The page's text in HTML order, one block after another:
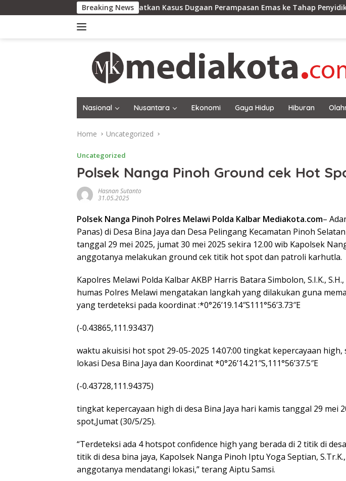
to
Breaking News
Polres Sekadau Tingkatkan Kasus Dugaan Perampasan Emas ke Tahap Penyidikan
Nasional Nusantara Ekonomi Gaya Hidup Hiburan
Home Uncategorized
Uncategorized
Polsek Nanga Pinoh Ground cek Hot
Hasnan Sutanto
31.05.2025
Polsek Nanga Pinoh Polres Melawi Polda Kalbar Mediakota.com–
Panas) di Desa Bina Jaya dan Desa Pelingang Kecamatan Pinoh
tanggal 29 mei 2025, jumat 30 mei 2025 sekira 12.00 wib Kapolsek
anggotanya melakukan ground cek titik hot spot dan patroli karhutla.
Kapolres Melawi Polda Kalbar AKBP Harris Batara Simbolon, S.I.K.,
humas Polres Melawi mengatakan langkah yang dilakukan guna
yang terdeteksi pada koordinat :*0°26’19.14″S111°56’3.73″E
(-0.43865,111.93437)
waktu akuisisi hot spot 29-05-2025 14:07:00 tingkat kepercayaan high,
lokasi Desa Bina Jaya dan Koordinat *0°26’14.21″S,111°56’37.5″E
(-0.43728,111.94375)
tingkat kepercayaan high di desa Bina Jaya hari kamis tanggal 29 mei
spot,Jumat (30/5/25).
“Terdeteksi ada 4 hotspot confidence high yang berada di 2 titik di
titik di desa bina jaya, Kapolsek Nanga Pinoh Iptu Yoga Septian,
anggotanya mendatangi lokasi,” terang Aiptu Samsi.